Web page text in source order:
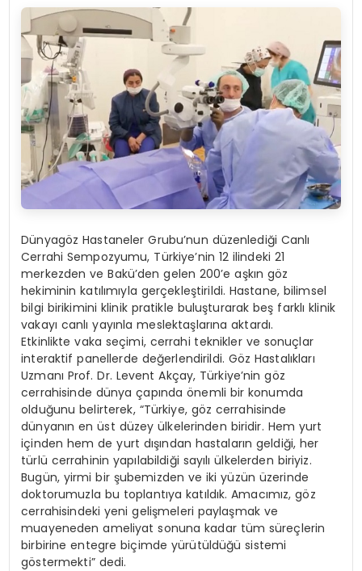
Dünyagöz Hastaneler Grubu’nun düzenlediği Canlı
Cerrahi Sempozyumu, Türkiye’nin 12 ilindeki 21
merkezden ve Bakü’den gelen 200’e aşkın göz
hekiminin katılımıyla gerçekleştirildi. Hastane, bilimsel
bilgi birikimini klinik pratikle buluşturarak beş farklı klinik
vakayı canlı yayınla meslektaşlarına aktardı.
Etkinlikte vaka seçimi, cerrahi teknikler ve sonuçlar
interaktif panellerde değerlendirildi. Göz Hastalıkları
Uzmanı Prof. Dr. Levent Akçay, Türkiye’nin göz
cerrahisinde dünya çapında önemli bir konumda
olduğunu belirterek, “Türkiye, göz cerrahisinde
dünyanın en üst düzey ülkelerinden biridir. Hem yurt
içinden hem de yurt dışından hastaların geldiği, her
türlü cerrahinin yapılabildiği sayılı ülkelerden biriyiz.
Bugün, yirmi bir şubemizden ve iki yüzün üzerinde
doktorumuzla bu toplantıya katıldık. Amacımız, göz
cerrahisindeki yeni gelişmeleri paylaşmak ve
muayeneden ameliyat sonuna kadar tüm süreçlerin
birbirine entegre biçimde yürütüldüğü sistemi
göstermekti” dedi.